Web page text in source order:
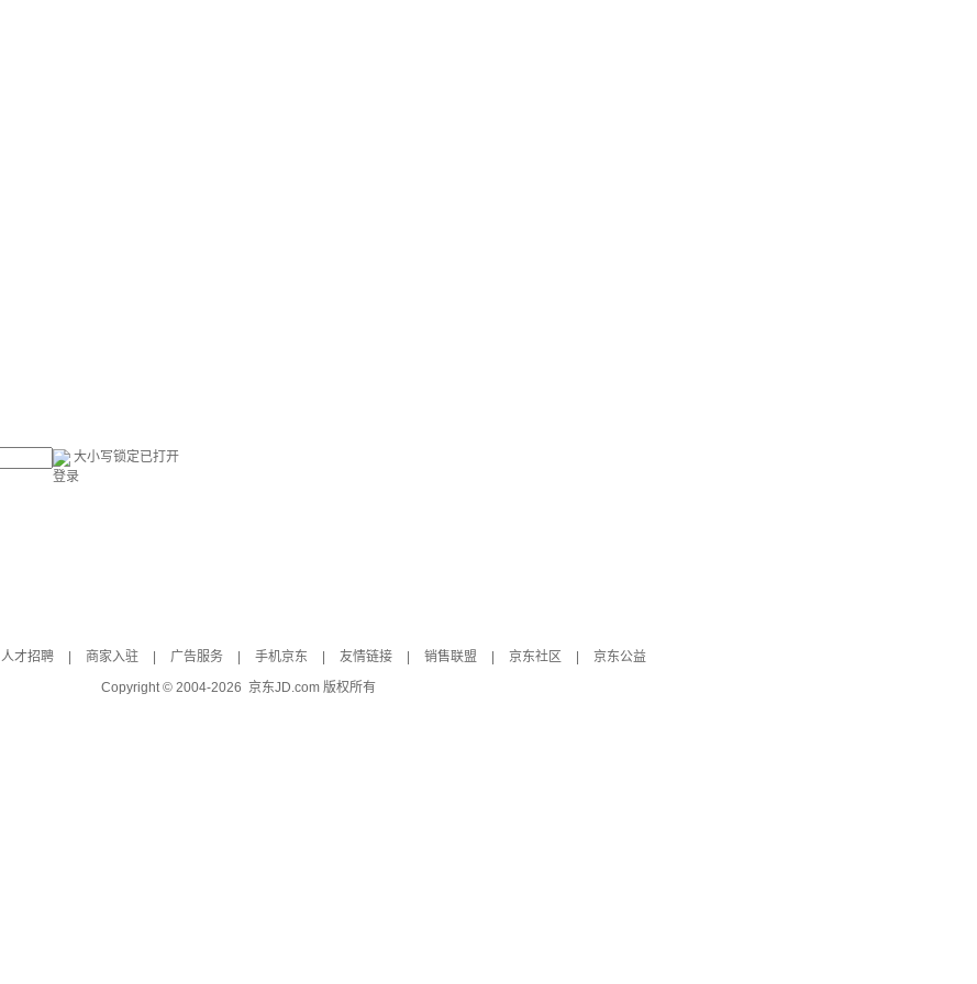
大小写锁定已打开
登录
人才招聘 商家入驻 广告服务 手机京东 友情链接 销售联盟 京东社区
京东公益
Copyright © 2004-2026 京东JD.com 版权所有